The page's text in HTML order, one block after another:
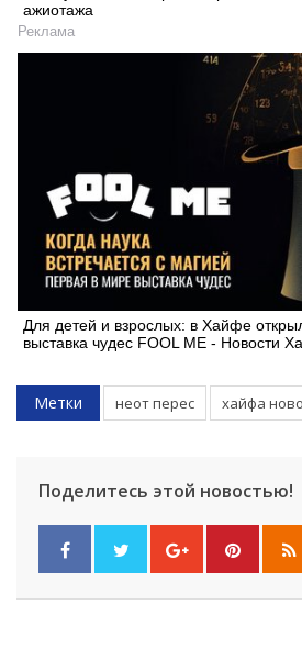
ажиотажа
Реклама
Для детей и взрослых: в Хайфе
выставка чудес FOOL ME - Новости
Метки неот перес хайфа
Поделитесь этой новостью!